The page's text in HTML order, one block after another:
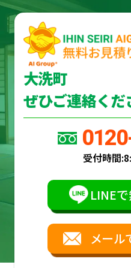
大洗町
ぜひご連絡くだ
受付時間:
LINE
メール